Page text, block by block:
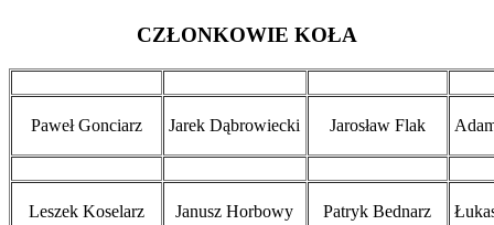
CZŁONKOWIE KOŁA
Paweł Gonciarz Jarek Dąbrowiecki Jarosław Flak
Leszek Koselarz Janusz Horbowy Patryk Bednarz